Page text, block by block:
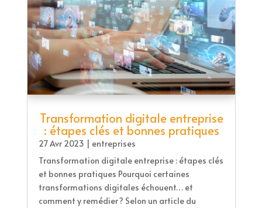
Transformation digitale entreprise
: étapes clés et bonnes pratiques
27 Avr 2023
entreprises
Transformation digitale entreprise : étapes clés
et bonnes pratiques Pourquoi certaines
transformations digitales échouent… et
comment y remédier ? Selon un article du